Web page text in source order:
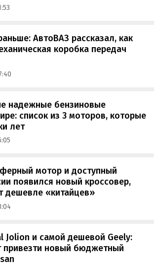
АвтоВАЗ рассказал, как
коробка передач
надежные бензиновые
список из 3 моторов, которые
лет
мотор и доступный
появился новый кроссовер,
дешевле «китайцев»
Jolion и самой дешевой Geely:
привезти новый бюджетный